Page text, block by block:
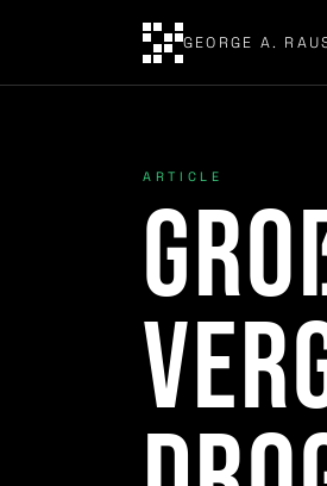
GEORGE A.
ARTICLE